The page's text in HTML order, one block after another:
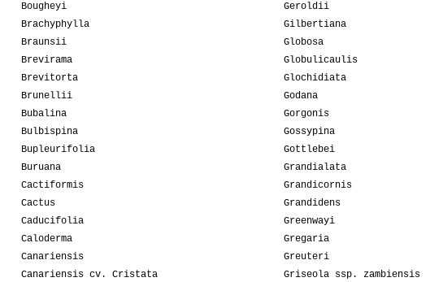
Bougheyi
Brachyphylla
Braunsii
Brevirama
Brevitorta
Brunellii
Bubalina
Bulbispina
Bupleurifolia
Buruana
Cactiformis
Cactus
Caducifolia
Caloderma
Canariensis
Canariensis cv. Cristata
Geroldii
Gilbertiana
Globosa
Globulicaulis
Glochidiata
Godana
Gorgonis
Gossypina
Gottlebei
Grandialata
Grandicornis
Grandidens
Greenwayi
Gregaria
Greuteri
Griseola ssp. zambiensis